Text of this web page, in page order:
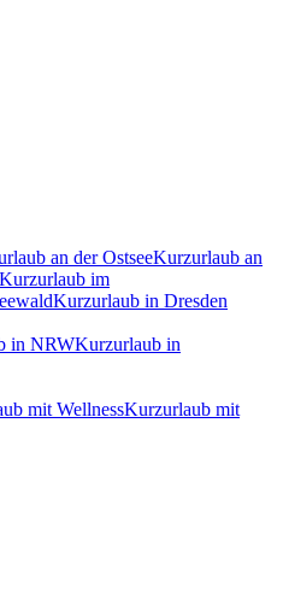
an der OstseeKurzurlaub an
Kurzurlaub im
Kurzurlaub in Dresden
in NRWKurzurlaub in
mit WellnessKurzurlaub mit